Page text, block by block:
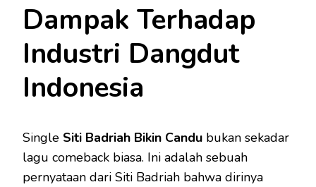
Dampak Terhadap
Industri Dangdut
Indonesia
Single Siti Badriah Bikin Candu bukan sekadar
lagu comeback biasa. Ini adalah sebuah
pernyataan dari Siti Badriah bahwa dirinya